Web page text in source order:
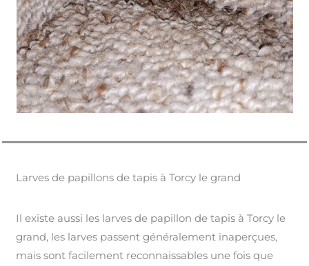
Larves de papillons de tapis à Torcy le grand
Il existe aussi les larves de papillon de tapis à Torcy le
grand, les larves passent généralement inaperçues,
mais sont facilement reconnaissables une fois que